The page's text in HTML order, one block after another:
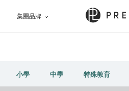
集團品牌
小學 中學 特殊教育